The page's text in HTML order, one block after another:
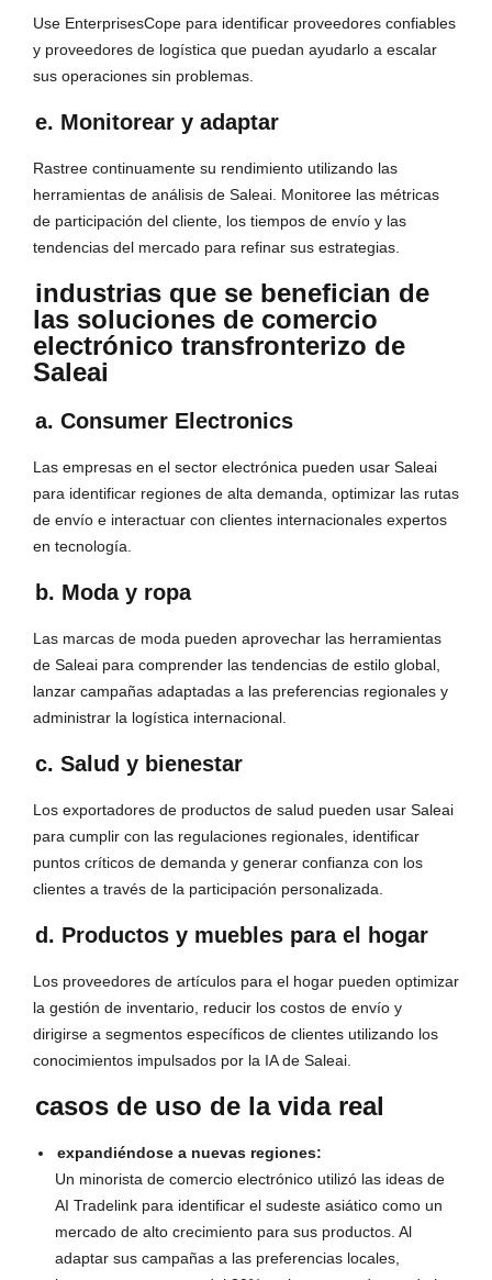
Use EnterprisesCope para identificar proveedores confiables
y proveedores de logística que puedan ayudarlo a escalar
sus operaciones sin problemas.
e. Monitorear y adaptar
Rastree continuamente su rendimiento utilizando las
herramientas de análisis de Saleai. Monitoree las métricas
de participación del cliente, los tiempos de envío y las
tendencias del mercado para refinar sus estrategias.
industrias que se benefician de
las soluciones de comercio
electrónico transfronterizo de
Saleai
a. Consumer Electronics
Las empresas en el sector electrónica pueden usar Saleai
para identificar regiones de alta demanda, optimizar las rutas
de envío e interactuar con clientes internacionales expertos
en tecnología.
b. Moda y ropa
Las marcas de moda pueden aprovechar las herramientas
de Saleai para comprender las tendencias de estilo global,
lanzar campañas adaptadas a las preferencias regionales y
administrar la logística internacional.
c. Salud y bienestar
Los exportadores de productos de salud pueden usar Saleai
para cumplir con las regulaciones regionales, identificar
puntos críticos de demanda y generar confianza con los
clientes a través de la participación personalizada.
d. Productos y muebles para el hogar
Los proveedores de artículos para el hogar pueden optimizar
la gestión de inventario, reducir los costos de envío y
dirigirse a segmentos específicos de clientes utilizando los
conocimientos impulsados ​​por la IA de Saleai.
casos de uso de la vida real
expandiéndose a nuevas regiones:
Un minorista de comercio electrónico utilizó las ideas de
AI Tradelink para identificar el sudeste asiático como un
mercado de alto crecimiento para sus productos. Al
adaptar sus campañas a las preferencias locales,